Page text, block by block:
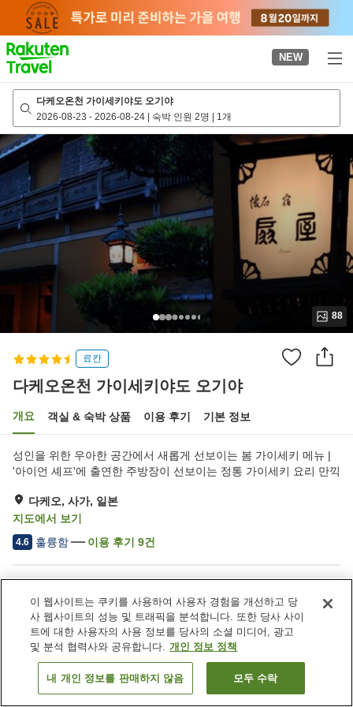
page
NEW
다케오온천 가이세키야도 오기야
2026-08-23 - 2026-08-24 | 숙박 인원 2명 | 1개
88
료칸
다케오온천 가이세키야도 오기야
개요 객실 & 숙박 상품 이용 후기 기본 정보
성인을 위한 우아한 공간에서 새롭게 선보이는 봄 가이세키 메뉴 |
'아이언 셰프'에 출연한 주방장이 선보이는 정통 가이세키 요리 만끽
다케오, 사가, 일본
지도에서 보기
4.6 훌륭함 이용 후기 9건
주차장
프라이빗 다이닝
상점
회의실
객실 보기
이 웹사이트는 쿠키를 사용하여 사용자 경험을 개선하고 당
사 웹사이트의 성능 및 트래픽을 분석합니다. 또한 당사 사이
트에 대한 사용자의 사용 정보를 당사의 소셜 미디어, 광고
및 분석 협력사와 공유합니다. 개인 정보 정책
내 개인 정보를 판매하지 않음 모두 수락